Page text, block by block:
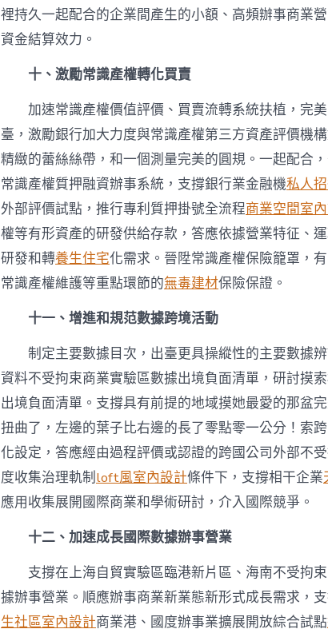
裡持久一起配合的企業間產生的小額、高頻辦事商業
資金結算效力。
十、激勵常識產權轉化買賣
加速常識產權價值評價、買賣流轉系統扶植，完
臺，激勵銀行加大力度與常識產權第三方資產評價機
精緻的蕾絲絲帶，和一個測量完美的圓規。一起配合
常識產權質押融資辦事系統，支撐銀行業金融機私人
外部評價試點，推行專利質押掛號全流程商業空間室
權等有形資產的研發供給存款，答應依據營業特征、
研發和轉養生住宅化需求。晉陞常識產權保險籠罩，
常識產權維護等重點環節的無毒建材保險保證。
十一、增進和規范數據跨境活動
制定主要數據目次，出臺更具操縱性的主要數據
資料不受拘束商業實驗區數據出境負面清單，研討摸
出境負面清單。支撐具有前提的地域摸她最愛的那盆
扭曲了，左邊的葉子比右邊的長了零點零一公分！索
化設定，答應經由過程評價或認證的跨國公司外部不
度收集治理軌制loft風室內設計條件下，支撐相干企業
應用收集展開國際商業和學術研討，介入國際競爭。
十二、加速成長國際數據辦事營業
支撐在上海自貿實驗區臨港新片區、海南不受拘
據辦事營業。順應辦事商業新業態新形式成長需求，
生社區室內設計商業港、國度辦事業擴展開放綜合試點